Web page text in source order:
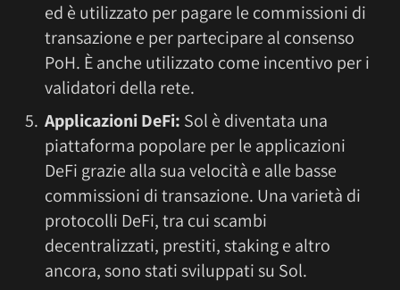
ed è utilizzato per pagare le commissioni di
transazione e per partecipare al consenso
PoH. È anche utilizzato come incentivo per i
validatori della rete.
Applicazioni DeFi: Sol è diventata una
piattaforma popolare per le applicazioni
DeFi grazie alla sua velocità e alle basse
commissioni di transazione. Una varietà di
protocolli DeFi, tra cui scambi
decentralizzati, prestiti, staking e altro
ancora, sono stati sviluppati su Sol.